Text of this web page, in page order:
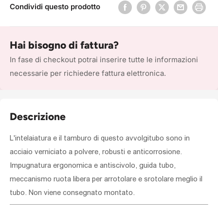
Condividi questo prodotto
Hai bisogno di fattura?
In fase di checkout potrai inserire tutte le informazioni
necessarie per richiedere fattura elettronica.
Descrizione
L'intelaiatura e il tamburo di questo avvolgitubo sono in
acciaio verniciato a polvere, robusti e anticorrosione.
Impugnatura ergonomica e antiscivolo, guida tubo,
meccanismo ruota libera per arrotolare e srotolare meglio il
tubo. Non viene consegnato montato.